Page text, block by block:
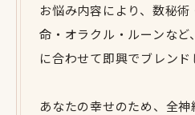
お悩み内容により、数秘
命・オラクル・ルーンな
に合わせて即興でブレンド
あなたの幸せのため、全